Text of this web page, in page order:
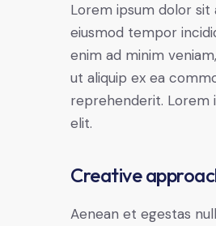
Lorem ipsum dolor
eiusmod tempor
enim ad minim
ut aliquip ex ea
reprehenderit. Lorem
elit.
Creative
Aenean et egestas